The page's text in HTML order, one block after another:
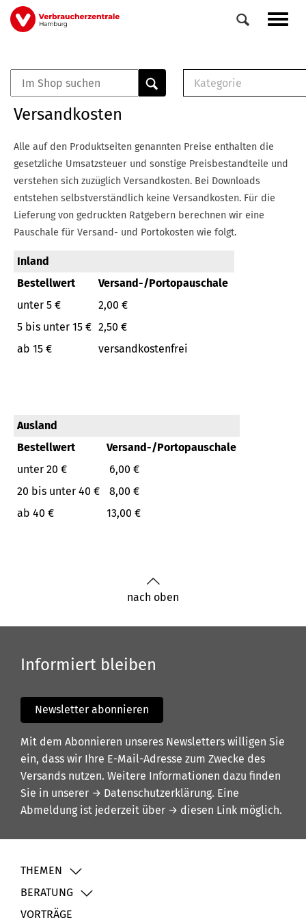
Direkt
zum
Veranstaltungen
0
Kategorie
E-Broschüre
Checklisten (PDF)
Broschüre
Buch
Versandkosten
Alle auf den Produktseiten genannten Preise enthalten die
gesetzliche Umsatzsteuer und sonstige Preisbestandteile und
verstehen sich zuzüglich Versandkosten. Bei Downloads
entstehen selbstverständlich keine Versandkosten. Für die
Lieferung von gedruckten Ratgebern berechnen wir eine
Pauschale für Versand- und Portokosten wie folgt.
Inland
Bestellwert
Versand-/Portopauschale
unter 5 €
2,00 €
5 bis unter 15 € 2,50 €
ab 15 €
versandkostenfrei
Ausland
Bestellwert
Versand-/Portopauschale
unter 20 €
6,00 €
20 bis unter 40 €
8,00 €
ab 40 €
13,00 €
nach oben
Informiert bleiben
Newsletter abonnieren
Mit dem Abonnieren unseres Newsletters willigen Sie
ein, dass wir Ihre E-Mail-Adresse zum Zwecke des
Versands nutzen. Weitere Informationen dazu finden
Sie in unserer → Datenschutzerklärung. Eine
Abmeldung ist jederzeit über → diesen Link möglich.
THEMEN
BERATUNG
VORTRÄGE